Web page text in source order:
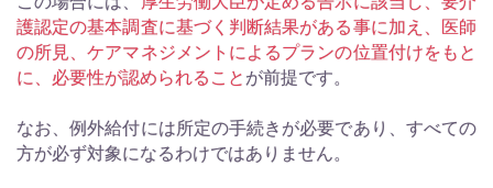
護認定の基本調査に基づく判断結果がある事に加え、医師
の所見、ケアマネジメントによるプランの位置付けをもと
に、必要性が認められること が前提です。
なお、例外給付には所定の手続きが必要であり、すべての
方が必ず対象になるわけではありません。